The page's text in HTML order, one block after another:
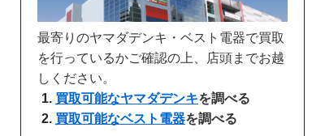
最寄りのヤマダデンキ・ベスト電器で買取
を行っているかご確認の上、店頭までお越
しください。
買取可能なヤマダデンキを調べる
買取可能なベスト電器を調べる